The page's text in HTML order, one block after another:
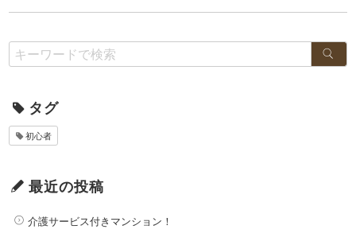
タグ
初心者
最近の投稿
介護サービス付きマンション！